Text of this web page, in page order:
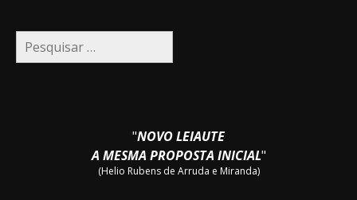
Pesquisar
por:
"NOVO LEIAUTE
A MESMA PROPOSTA INICIAL"
(Helio Rubens de Arruda e Miranda)